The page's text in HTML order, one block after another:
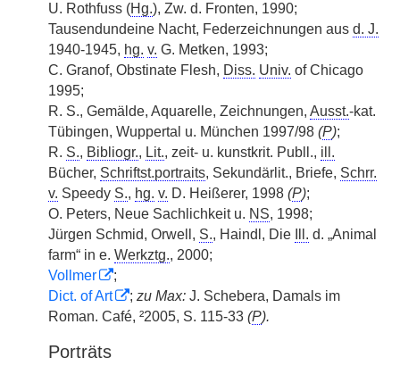
U. Rothfuss (Hg.), Zw. d. Fronten, 1990;
Tausendundeine Nacht, Federzeichnungen aus d. J.
1940-1945, hg. v. G. Metken, 1993;
C. Granof, Obstinate Flesh, Diss. Univ. of Chicago
1995;
R. S., Gemälde, Aquarelle, Zeichnungen, Ausst.-kat.
Tübingen, Wuppertal u. München 1997/98 (P);
R. S., Bibliogr., Lit., zeit- u. kunstkrit. Publl., ill.
Bücher, Schriftst.portraits, Sekundärlit., Briefe, Schrr.
v. Speedy S., hg. v. D. Heißerer, 1998 (P);
O. Peters, Neue Sachlichkeit u. NS, 1998;
Jürgen Schmid, Orwell, S., Haindl, Die Ill. d. „Animal
farm“ in e. Werkztg., 2000;
Vollmer
;
Dict. of Art
; zu Max: J. Schebera, Damals im
Roman. Café, ²2005, S. 115-33 (P).
Porträts